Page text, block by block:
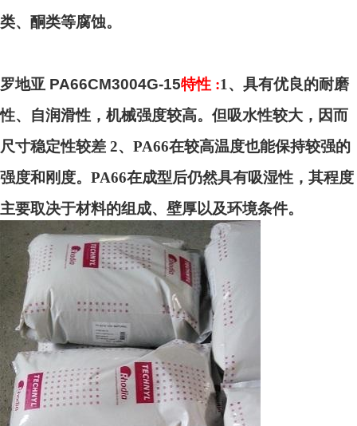
类、酮类等腐蚀。
罗地亚 PA66CM3004G-15特性 :1 、具有优良的耐磨
性、自润滑性，机械强度较高。但吸水性较大，因而
尺寸稳定性较差 2、PA66在较高温度也能保持较强的
强度和刚度。PA66在成型后仍然具有吸湿性，其程度
主要取决于材料的组成、壁厚以及环境条件。